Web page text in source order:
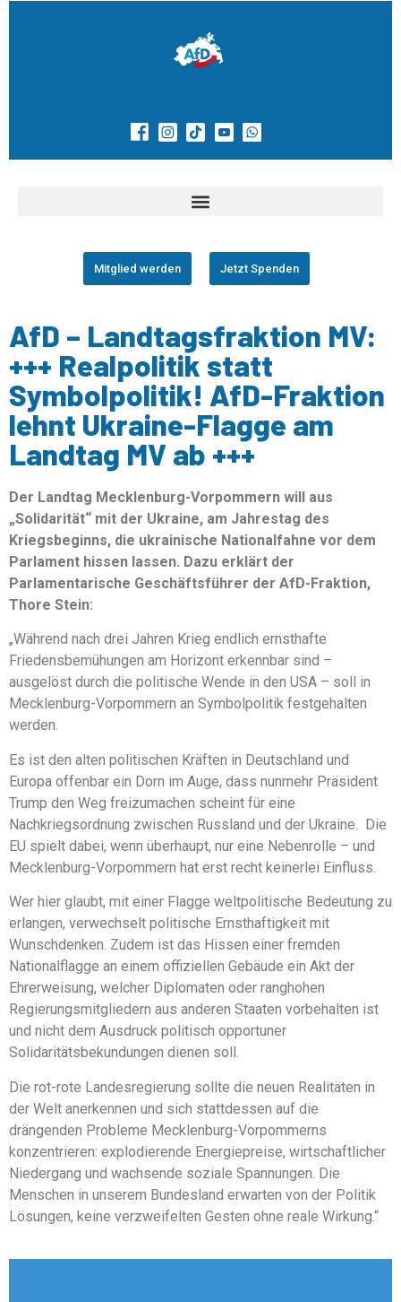
Mitglied werden Jetzt Spenden
AfD – Landtagsfraktion MV:
+++ Realpolitik statt
Symbolpolitik! AfD-Fraktion
lehnt Ukraine-Flagge am
Landtag MV ab +++
Der Landtag Mecklenburg-Vorpommern will aus
„Solidarität“ mit der Ukraine, am Jahrestag des
Kriegsbeginns, die ukrainische Nationalfahne vor dem
Parlament hissen lassen. Dazu erklärt der
Parlamentarische Geschäftsführer der AfD-Fraktion,
Thore Stein:
„Während nach drei Jahren Krieg endlich ernsthafte
Friedensbemühungen am Horizont erkennbar sind –
ausgelöst durch die politische Wende in den USA – soll in
Mecklenburg-Vorpommern an Symbolpolitik festgehalten
werden.
Es ist den alten politischen Kräften in Deutschland und
Europa offenbar ein Dorn im Auge, dass nunmehr Präsident
Trump den Weg freizumachen scheint für eine
Nachkriegsordnung zwischen Russland und der Ukraine. Die
EU spielt dabei, wenn überhaupt, nur eine Nebenrolle – und
Mecklenburg-Vorpommern hat erst recht keinerlei Einfluss.
Wer hier glaubt, mit einer Flagge weltpolitische Bedeutung zu
erlangen, verwechselt politische Ernsthaftigkeit mit
Wunschdenken. Zudem ist das Hissen einer fremden
Nationalflagge an einem offiziellen Gebäude ein Akt der
Ehrerweisung, welcher Diplomaten oder ranghohen
Regierungsmitgliedern aus anderen Staaten vorbehalten ist
und nicht dem Ausdruck politisch opportuner
Solidaritätsbekundungen dienen soll.
Die rot-rote Landesregierung sollte die neuen Realitäten in
der Welt anerkennen und sich stattdessen auf die
drängenden Probleme Mecklenburg-Vorpommerns
konzentrieren: explodierende Energiepreise, wirtschaftlicher
Niedergang und wachsende soziale Spannungen. Die
Menschen in unserem Bundesland erwarten von der Politik
Lösungen, keine verzweifelten Gesten ohne reale Wirkung.“